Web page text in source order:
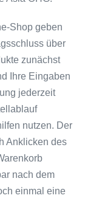
Shop geben
über
zunächst
Ihre Eingaben
jederzeit
nutzen. Der
Anklicken des
nach dem
einmal eine